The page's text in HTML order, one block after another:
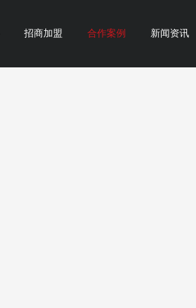
招商加盟 合作案例 新闻资讯